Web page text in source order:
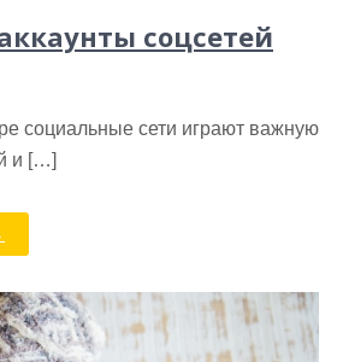
соцсетей
социальные сети играют важную
и […]